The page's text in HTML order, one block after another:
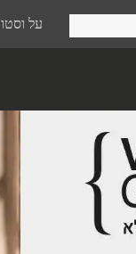
על וסטו